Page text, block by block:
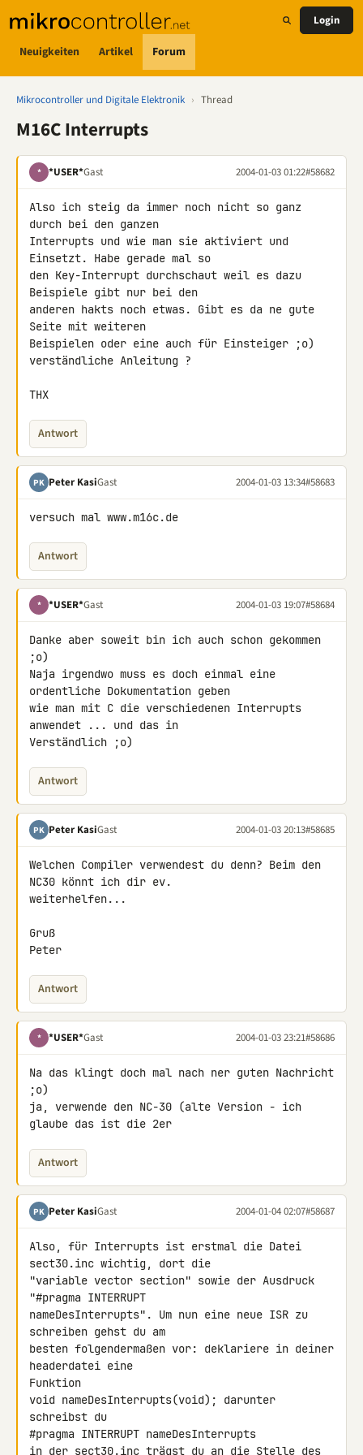
Neuigkeiten Artikel Forum
Login
Mikrocontroller und Digitale Elektronik › Thread
M16C Interrupts
* *USER*Gast 2004-01-03 01:22#58682
Also ich steig da immer noch nicht so ganz
durch bei den ganzen
Interrupts und wie man sie aktiviert und
Einsetzt. Habe gerade mal so
den Key-Interrupt durchschaut weil es dazu
Beispiele gibt nur bei den
anderen hakts noch etwas. Gibt es da ne gute
Seite mit weiteren
Beispielen oder eine auch für Einsteiger ;o)
verständliche Anleitung ?
THX
Antwort
PK Peter KasiGast 2004-01-03 13:34#58683
versuch mal www.m16c.de
Antwort
* *USER*Gast 2004-01-03 19:07#58684
Danke aber soweit bin ich auch schon gekommen
;o)
Naja irgendwo muss es doch einmal eine
ordentliche Dokumentation geben
wie man mit C die verschiedenen Interrupts
anwendet ... und das in
Verständlich ;o)
Antwort
PK Peter KasiGast 2004-01-03 20:13#58685
Welchen Compiler verwendest du denn? Beim den
NC30 könnt ich dir ev.
weiterhelfen...
Gruß
Peter
Antwort
* *USER*Gast 2004-01-03 23:21#58686
Na das klingt doch mal nach ner guten Nachricht
;o)
ja, verwende den NC-30 (alte Version - ich
glaube das ist die 2er
Antwort
PK Peter KasiGast 2004-01-04 02:07#58687
Also, für Interrupts ist erstmal die Datei
sect30.inc wichtig, dort die
"variable vector section" sowie der Ausdruck
"#pragma INTERRUPT
nameDesInterrupts". Um nun eine neue ISR zu
schreiben gehst du am
besten folgendermaßen vor: deklariere in deiner
headerdatei eine
Funktion
void nameDesInterrupts(void); darunter
schreibst du
#pragma INTERRUPT nameDesInterrupts
in der sect30.inc trägst du an die Stelle des